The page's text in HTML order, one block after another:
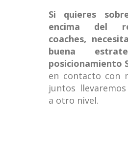
Si quieres
encima del
coaches,
buena
posicionamiento
en contacto con
juntos
a otro nivel.